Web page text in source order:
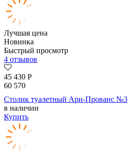
Лучшая цена
Новинка
Быстрый просмотр
4 отзывов
45 430 Р
60 570
Столик туалетный Ари-Прованс №3
в наличии
Купить